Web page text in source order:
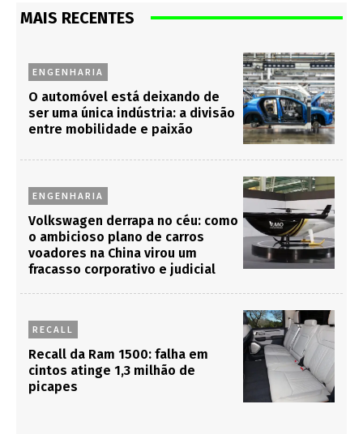
MAIS RECENTES
ENGENHARIA
O automóvel está deixando de
ser uma única indústria: a divisão
entre mobilidade e paixão
ENGENHARIA
Volkswagen derrapa no céu: como
o ambicioso plano de carros
voadores na China virou um
fracasso corporativo e judicial
RECALL
Recall da Ram 1500: falha em
cintos atinge 1,3 milhão de
picapes